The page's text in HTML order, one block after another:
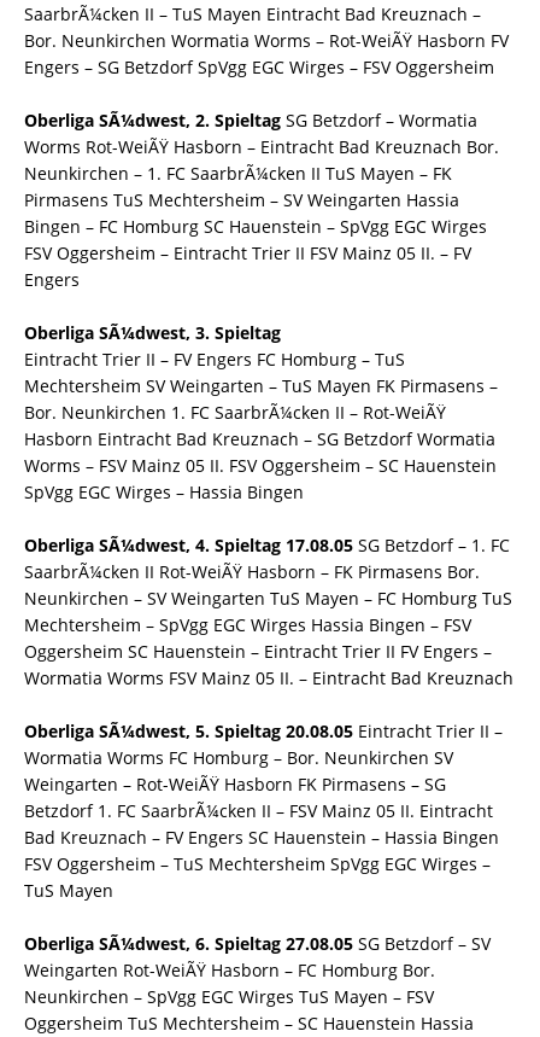
SaarbrÃ¼cken II – TuS Mayen Eintracht Bad Kreuznach –
Bor. Neunkirchen Wormatia Worms – Rot-WeiÃŸ Hasborn FV
Engers – SG Betzdorf SpVgg EGC Wirges – FSV Oggersheim
Oberliga SÃ¼dwest, 2. Spieltag SG Betzdorf – Wormatia
Worms Rot-WeiÃŸ Hasborn – Eintracht Bad Kreuznach Bor.
Neunkirchen – 1. FC SaarbrÃ¼cken II TuS Mayen – FK
Pirmasens TuS Mechtersheim – SV Weingarten Hassia
Bingen – FC Homburg SC Hauenstein – SpVgg EGC Wirges
FSV Oggersheim – Eintracht Trier II FSV Mainz 05 II. – FV
Engers
Oberliga SÃ¼dwest, 3. Spieltag
Eintracht Trier II – FV Engers FC Homburg – TuS
Mechtersheim SV Weingarten – TuS Mayen FK Pirmasens –
Bor. Neunkirchen 1. FC SaarbrÃ¼cken II – Rot-WeiÃŸ
Hasborn Eintracht Bad Kreuznach – SG Betzdorf Wormatia
Worms – FSV Mainz 05 II. FSV Oggersheim – SC Hauenstein
SpVgg EGC Wirges – Hassia Bingen
Oberliga SÃ¼dwest, 4. Spieltag 17.08.05 SG Betzdorf – 1. FC
SaarbrÃ¼cken II Rot-WeiÃŸ Hasborn – FK Pirmasens Bor.
Neunkirchen – SV Weingarten TuS Mayen – FC Homburg TuS
Mechtersheim – SpVgg EGC Wirges Hassia Bingen – FSV
Oggersheim SC Hauenstein – Eintracht Trier II FV Engers –
Wormatia Worms FSV Mainz 05 II. – Eintracht Bad Kreuznach
Oberliga SÃ¼dwest, 5. Spieltag 20.08.05 Eintracht Trier II –
Wormatia Worms FC Homburg – Bor. Neunkirchen SV
Weingarten – Rot-WeiÃŸ Hasborn FK Pirmasens – SG
Betzdorf 1. FC SaarbrÃ¼cken II – FSV Mainz 05 II. Eintracht
Bad Kreuznach – FV Engers SC Hauenstein – Hassia Bingen
FSV Oggersheim – TuS Mechtersheim SpVgg EGC Wirges –
TuS Mayen
Oberliga SÃ¼dwest, 6. Spieltag 27.08.05 SG Betzdorf – SV
Weingarten Rot-WeiÃŸ Hasborn – FC Homburg Bor.
Neunkirchen – SpVgg EGC Wirges TuS Mayen – FSV
Oggersheim TuS Mechtersheim – SC Hauenstein Hassia